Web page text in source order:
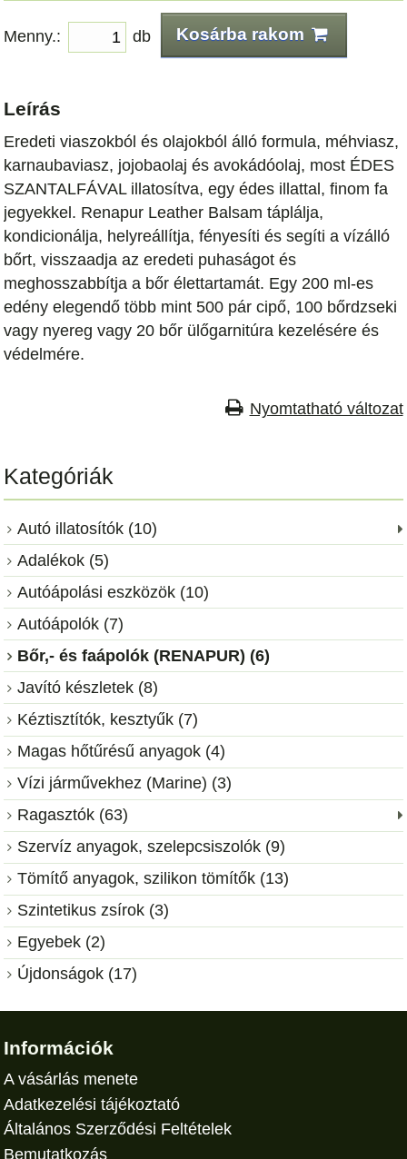
Menny.: db Kosárba rakom
Leírás
Eredeti viaszokból és olajokból álló formula, méhviasz,
karnaubaviasz, jojobaolaj és avokádóolaj, most ÉDES
SZANTALFÁVAL illatosítva, egy édes illattal, finom fa
jegyekkel. Renapur Leather Balsam táplálja,
kondicionálja, helyreállítja, fényesíti és segíti a vízálló
bőrt, visszaadja az eredeti puhaságot és
meghosszabbítja a bőr élettartamát. Egy 200 ml-es
edény elegendő több mint 500 pár cipő, 100 bőrdzseki
vagy nyereg vagy 20 bőr ülőgarnitúra kezelésére és
védelmére.
Nyomtatható változat
Kategóriák
Autó illatosítók (10)
Adalékok (5)
Autóápolási eszközök (10)
Autóápolók (7)
Bőr,- és faápolók (RENAPUR) (6)
Javító készletek (8)
Kéztisztítók, kesztyűk (7)
Magas hőtűrésű anyagok (4)
Vízi járművekhez (Marine) (3)
Ragasztók (63)
Szervíz anyagok, szelepcsiszolók (9)
Tömítő anyagok, szilikon tömítők (13)
Szintetikus zsírok (3)
Egyebek (2)
Újdonságok (17)
Információk
A vásárlás menete
Adatkezelési tájékoztató
Általános Szerződési Feltételek
Bemutatkozás